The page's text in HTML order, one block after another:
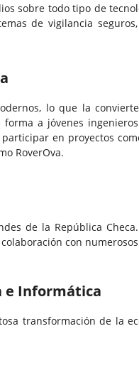
sobre todo tipo de
de vigilancia
lo que la
a jóvenes
en proyectos
RoverOva.
de la República
con
e Informática
transformación de la